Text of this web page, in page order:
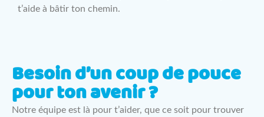
t’aide à bâtir ton chemin.
Besoin d’un coup de pouce
pour ton avenir ?
Notre équipe est là pour t’aider, que ce soit pour trouver